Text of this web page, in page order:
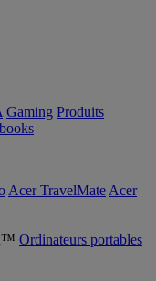
Gaming Produits
Acer TravelMate Acer
Ordinateurs portables